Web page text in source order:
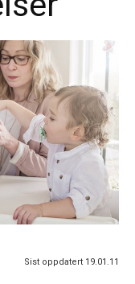
Sist oppdatert 19.01.11